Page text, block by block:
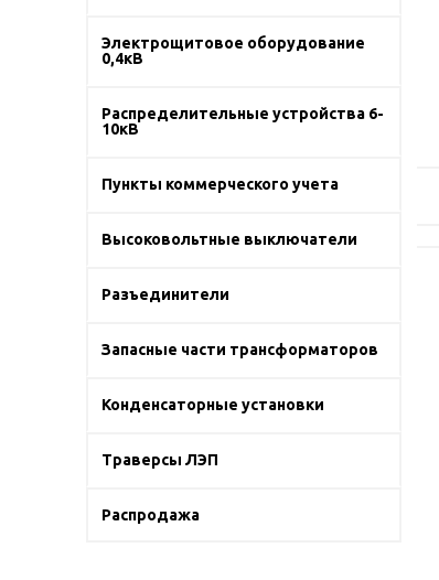
Электрощитовое оборудование
0,4кВ
Распределительные устройства 6-
10кВ
Пункты коммерческого учета
Высоковольтные выключатели
Разъединители
Запасные части трансформаторов
Конденсаторные установки
Траверсы ЛЭП
Распродажа